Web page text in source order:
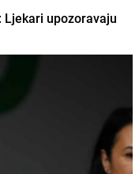
upozoravaju